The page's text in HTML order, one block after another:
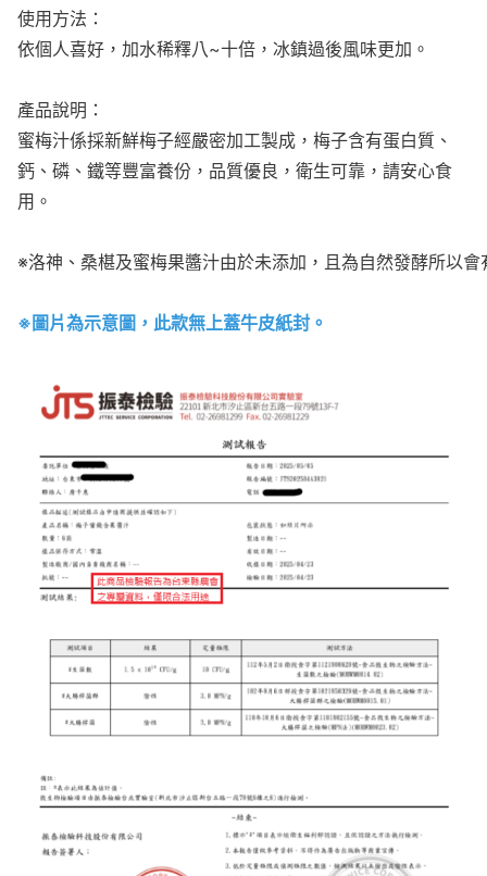
使用方法：
依個人喜好，加水稀釋八~十倍，冰鎮過後風味更加。
產品說明：
蜜梅汁係採新鮮梅子經嚴密加工製成，梅子含有蛋白質、
鈣、磷、鐵等豐富養份，品質優良，衛生可靠，請安心食
用。
※洛神、桑椹及蜜梅果醬汁由於未添加，且為自然發酵所以
※圖片為示意圖，此款無上蓋牛皮紙封。